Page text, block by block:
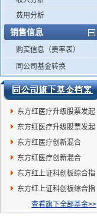
费用分析
销售信息
购买信息（费率表）
同公司基金转换
东方红医疗升级股票发起
A
东方红医疗升级股票发起
C
东方红医疗创新混合
(QDII)C
东方红医疗创新混合
(QDII)A
东方红上证科创板综合指
数增强A
东方红上证科创板综合指
数增强C查看旗下全部基金>>